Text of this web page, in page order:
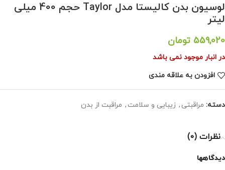
لوسیون بدن کالیستا مدل Taylor حجم 400 میلی‌
لیتر
559,020 تومان
در انبار موجود نمی باشد
افزودن به علاقه مندی
دسته: مراقبتی , زیبایی و سلامت , مراقبت از بدن
نظرات (0)
دیدگاهها